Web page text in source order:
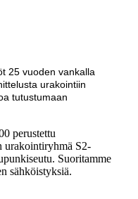
25 vuoden vankalla
urakointiin
tutustumaan
perustettu
urakointiryhmä S2-
Suoritamme
sähköistyksiä.